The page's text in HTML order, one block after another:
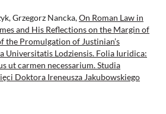
Grzegorz Nancka,On Roman Law in
and His Reflections on the Margin of
the Promulgation of Justinian’s
Universitatis Lodziensis. Folia Iuridica:
ut carmen necessarium. Studia
Doktora Ireneusza Jakubowskiego